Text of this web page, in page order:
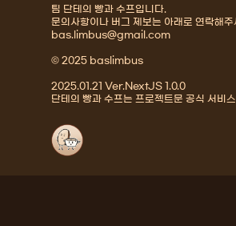
팀 단테의 빵과 수프입니다.
문의사항이나 버그 제보는 아래로 연락해주
bas.limbus@gmail.com
© 2025 baslimbus
2025.01.21 Ver.NextJS 1.0.0
단테의 빵과 수프는 프로젝트문 공식 서비